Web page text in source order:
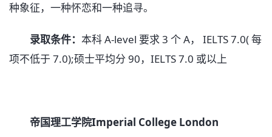
种象征，一种怀恋和一种追寻。
录取条件： 本科 A-level 要求 3 个 A， IELTS 7.0( 每
项不低于 7.0);硕士平均分 90，IELTS 7.0 或以上
帝国理工学院Imperial College London